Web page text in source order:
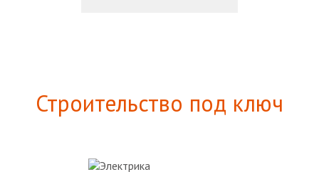
Строительство под ключ